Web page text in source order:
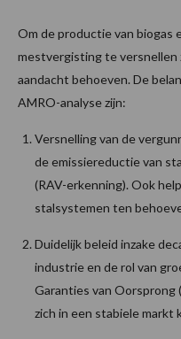
Om de productie van biogas
mestvergisting te versnellen
aandacht behoeven. De
AMRO-analyse zijn:
Versnelling van de
de emissiereductie van
(RAV-erkenning). Ook
stalsystemen ten
Duidelijk beleid inzake
industrie en de rol van
Garanties van Oorsprong
zich in een stabiele markt